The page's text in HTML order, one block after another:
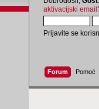
aktivacijski email
Prijavite se
Forum Pomoć